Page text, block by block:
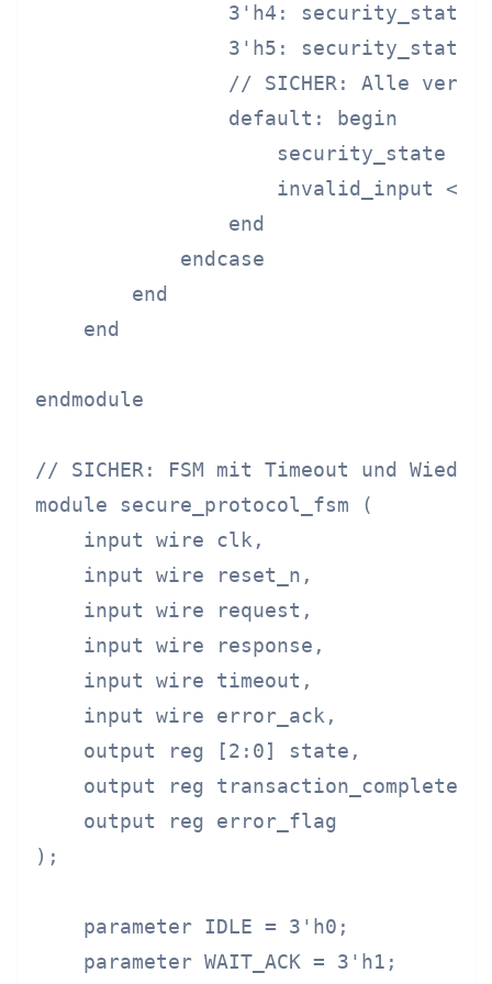
3'h4: security_state
3'h5: security_state
// SICHER: Alle
                default: begin
security_state
invalid_input <=
                end
            endcase
        end
    end
endmodule
// SICHER: FSM mit Timeout und
module secure_protocol_fsm (
    input wire clk,
    input wire reset_n,
    input wire request,
    input wire response,
    input wire timeout,
    input wire error_ack,
    output reg [2:0] state,
    output reg transaction_complete,
    output reg error_flag
);
    parameter IDLE = 3'h0;
    parameter WAIT_ACK = 3'h1;